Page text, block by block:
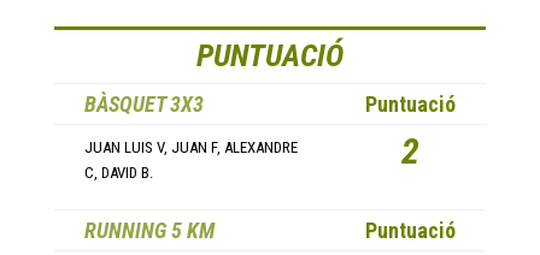
PUNTUACIÓ
BÀSQUET 3X3 Puntuació
JUAN LUIS V, JUAN F, ALEXANDRE
C, DAVID B.
2
RUNNING 5 KM Puntuació